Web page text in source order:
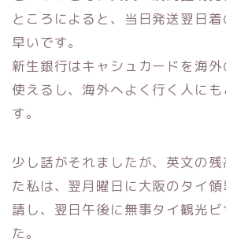
ところによると、 当日発送翌日
早いです。
新生銀行はキャシュカードを海
使えるし、海外へよく行く人に
す。
少し話がそれましたが、英文の
た私は、 翌月曜日に大阪のタイ
請し、 翌日午後に無事タイ観光
た。